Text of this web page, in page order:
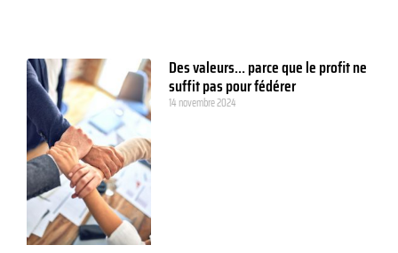
Des valeurs… parce que le profit ne
suffit pas pour fédérer
14 novembre 2024